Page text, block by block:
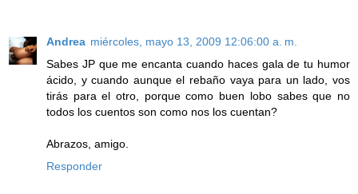
Andrea miércoles, mayo 13, 2009 12:06:00 a. m.
Sabes JP que me encanta cuando haces gala de tu humor
ácido, y cuando aunque el rebaño vaya para un lado, vos
tirás para el otro, porque como buen lobo sabes que no
todos los cuentos son como nos los cuentan?
Abrazos, amigo.
Responder